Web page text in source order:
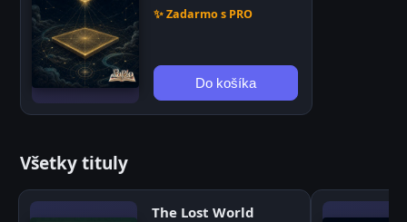
✨ Zadarmo s PRO
Do košíka
Všetky tituly
The Lost World